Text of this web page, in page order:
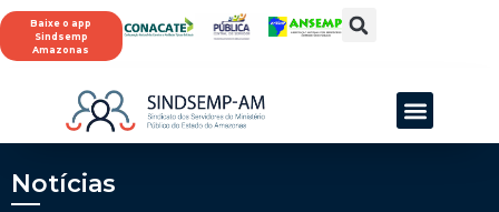
Baixe o app
Sindsemp
Amazonas
Notícias